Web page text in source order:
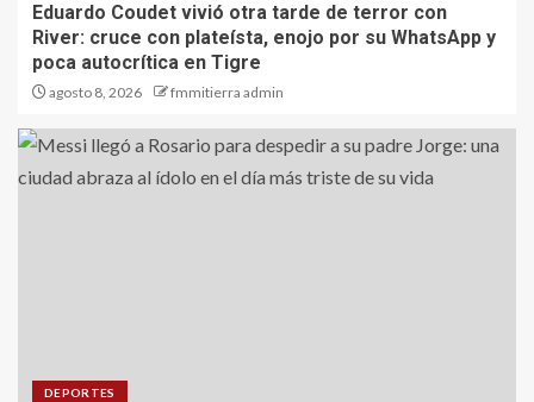
Eduardo Coudet vivió otra tarde de terror con
River: cruce con plateísta, enojo por su WhatsApp y
poca autocrítica en Tigre
agosto 8, 2026 fmmitierra admin
DEPORTES